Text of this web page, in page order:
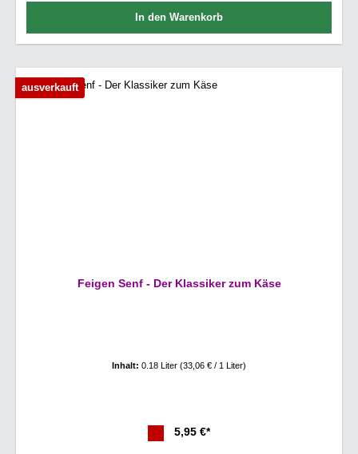
In den Warenkorb
ausverkauft
Feigen Senf - Der Klassiker zum Käse
Inhalt: 0.18 Liter (33,06 € / 1 Liter)
5,95 €*